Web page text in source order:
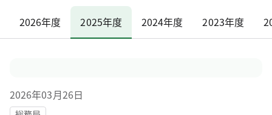
2026年度 2025年度 2024年度 2023年度
2026年03月26日